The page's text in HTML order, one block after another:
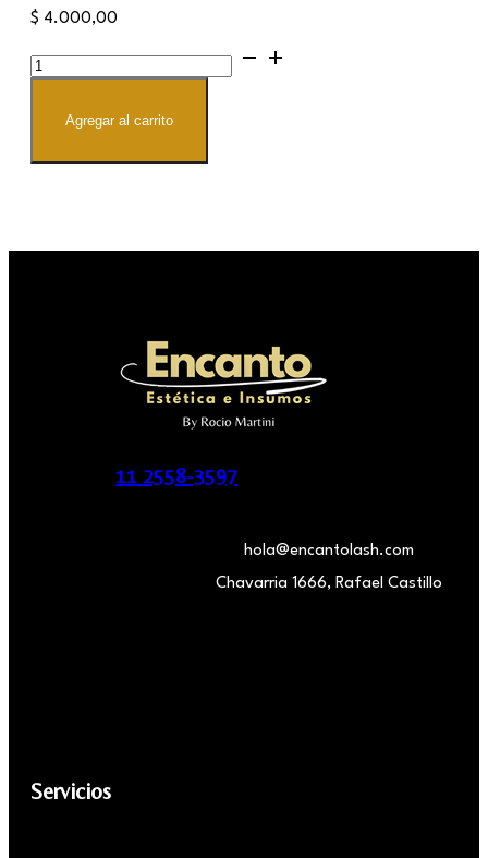
$ 4.000,00
MiniSUN
cantidad
Agregar al carrito
11 2558-3597
hola@encantolash.com
Chavarria 1666, Rafael Castillo
Servicios